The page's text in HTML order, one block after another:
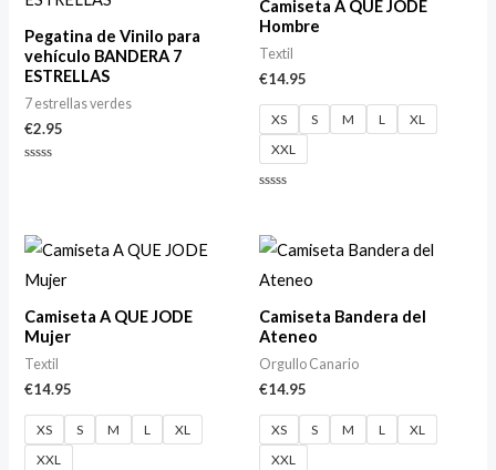
Pegatina de Vinilo para
vehículo BANDERA 7
ESTRELLAS
7 estrellas verdes
€2.95
Camiseta A QUE JODE
Hombre
Textil
€14.95
XS S M L
XL
XXL
de
5
Camiseta A QUE JODE
Mujer
Textil
€14.95
XS S M L
XL
XXL
Camiseta Bandera del
Ateneo
Orgullo Canario
€14.95
XS S M L
XL
XXL